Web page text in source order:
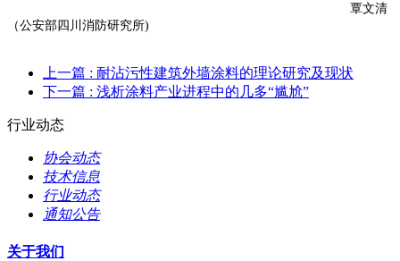
覃文清
（公安部四川消防研究所)
上一篇 : 耐沾污性建筑外墙涂料的理论研究及现状
下一篇 : 浅析涂料产业进程中的几多“尴尬”
行业动态
协会动态
技术信息
行业动态
通知公告
关于我们